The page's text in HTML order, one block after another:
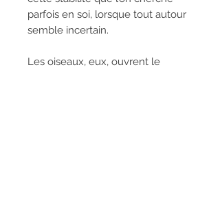
parfois en soi, lorsque tout autour
semble incertain.
Les oiseaux, eux, ouvrent le